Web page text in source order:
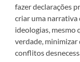
fazer declarações
criar uma narrativa
ideologias, mesmo
verdade,
conflitos